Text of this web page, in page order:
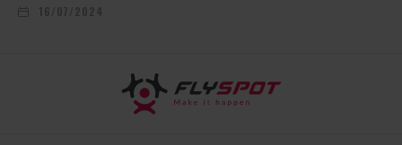
16/07/2024